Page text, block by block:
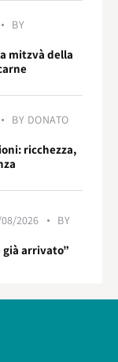
BY
mitzvà della
BY DONATO
ricchezza,
2026
BY
già arrivato”